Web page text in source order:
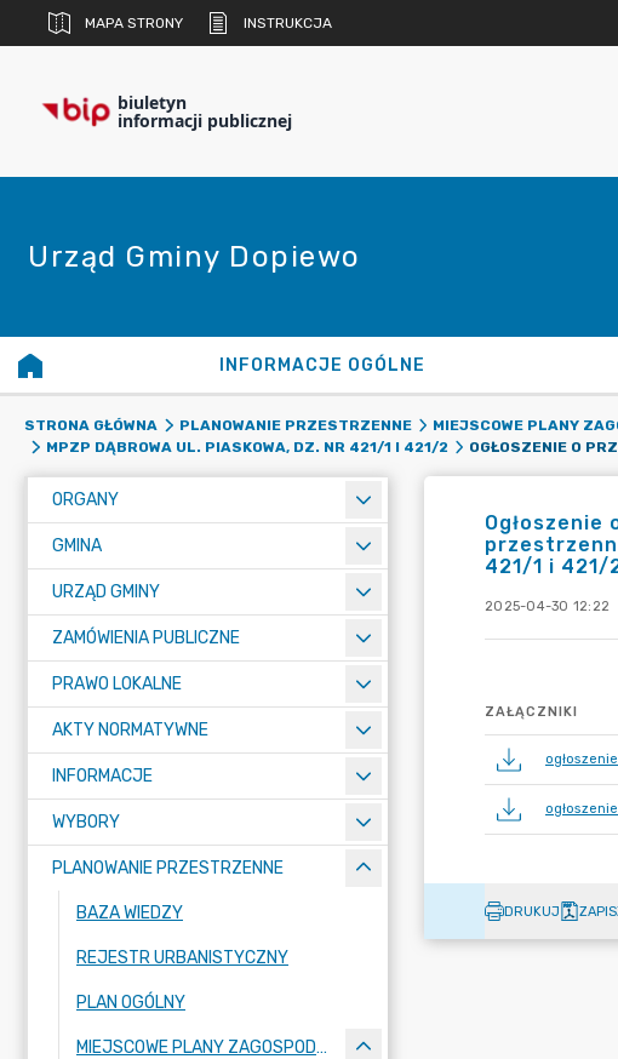
MAPA STRONY INSTRUKCJA
biuletyn
informacji publicznej
Urząd Gminy Dopiewo
INFORMACJE OGÓLNE
STRONA GŁÓWNA PLANOWANIE PRZESTRZENNE MIEJSCOWE PLANY
MPZP DĄBROWA UL. PIASKOWA, DZ. NR 421/1 I 421/2
ORGANY
GMINA
URZĄD GMINY
ZAMÓWIENIA PUBLICZNE
PRAWO LOKALNE
AKTY NORMATYWNE
INFORMACJE
WYBORY
PLANOWANIE PRZESTRZENNE
BAZA WIEDZY
REJESTR URBANISTYCZNY
PLAN OGÓLNY
MIEJSCOWE PLANY ZAGOSPODAROWANIA PRZESTRZENNEGO
421/1 i 421/
2025-04-30 12:22
ZAŁĄCZNIKI
DRUKUJ